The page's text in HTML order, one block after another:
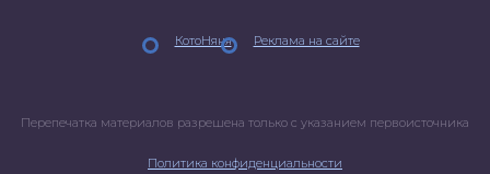
КотоНяня Реклама на сайте
Перепечатка материалов разрешена только с указанием первоисточника
Политика конфиденциальности